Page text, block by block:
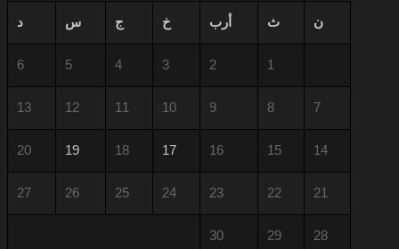
ن ث أرب خ ج س د
1
2
3
4
5
6
7
8
9
10
11
12
13
14
15
16
17
18
19
20
21
22
23
24
25
26
27
28
29
30